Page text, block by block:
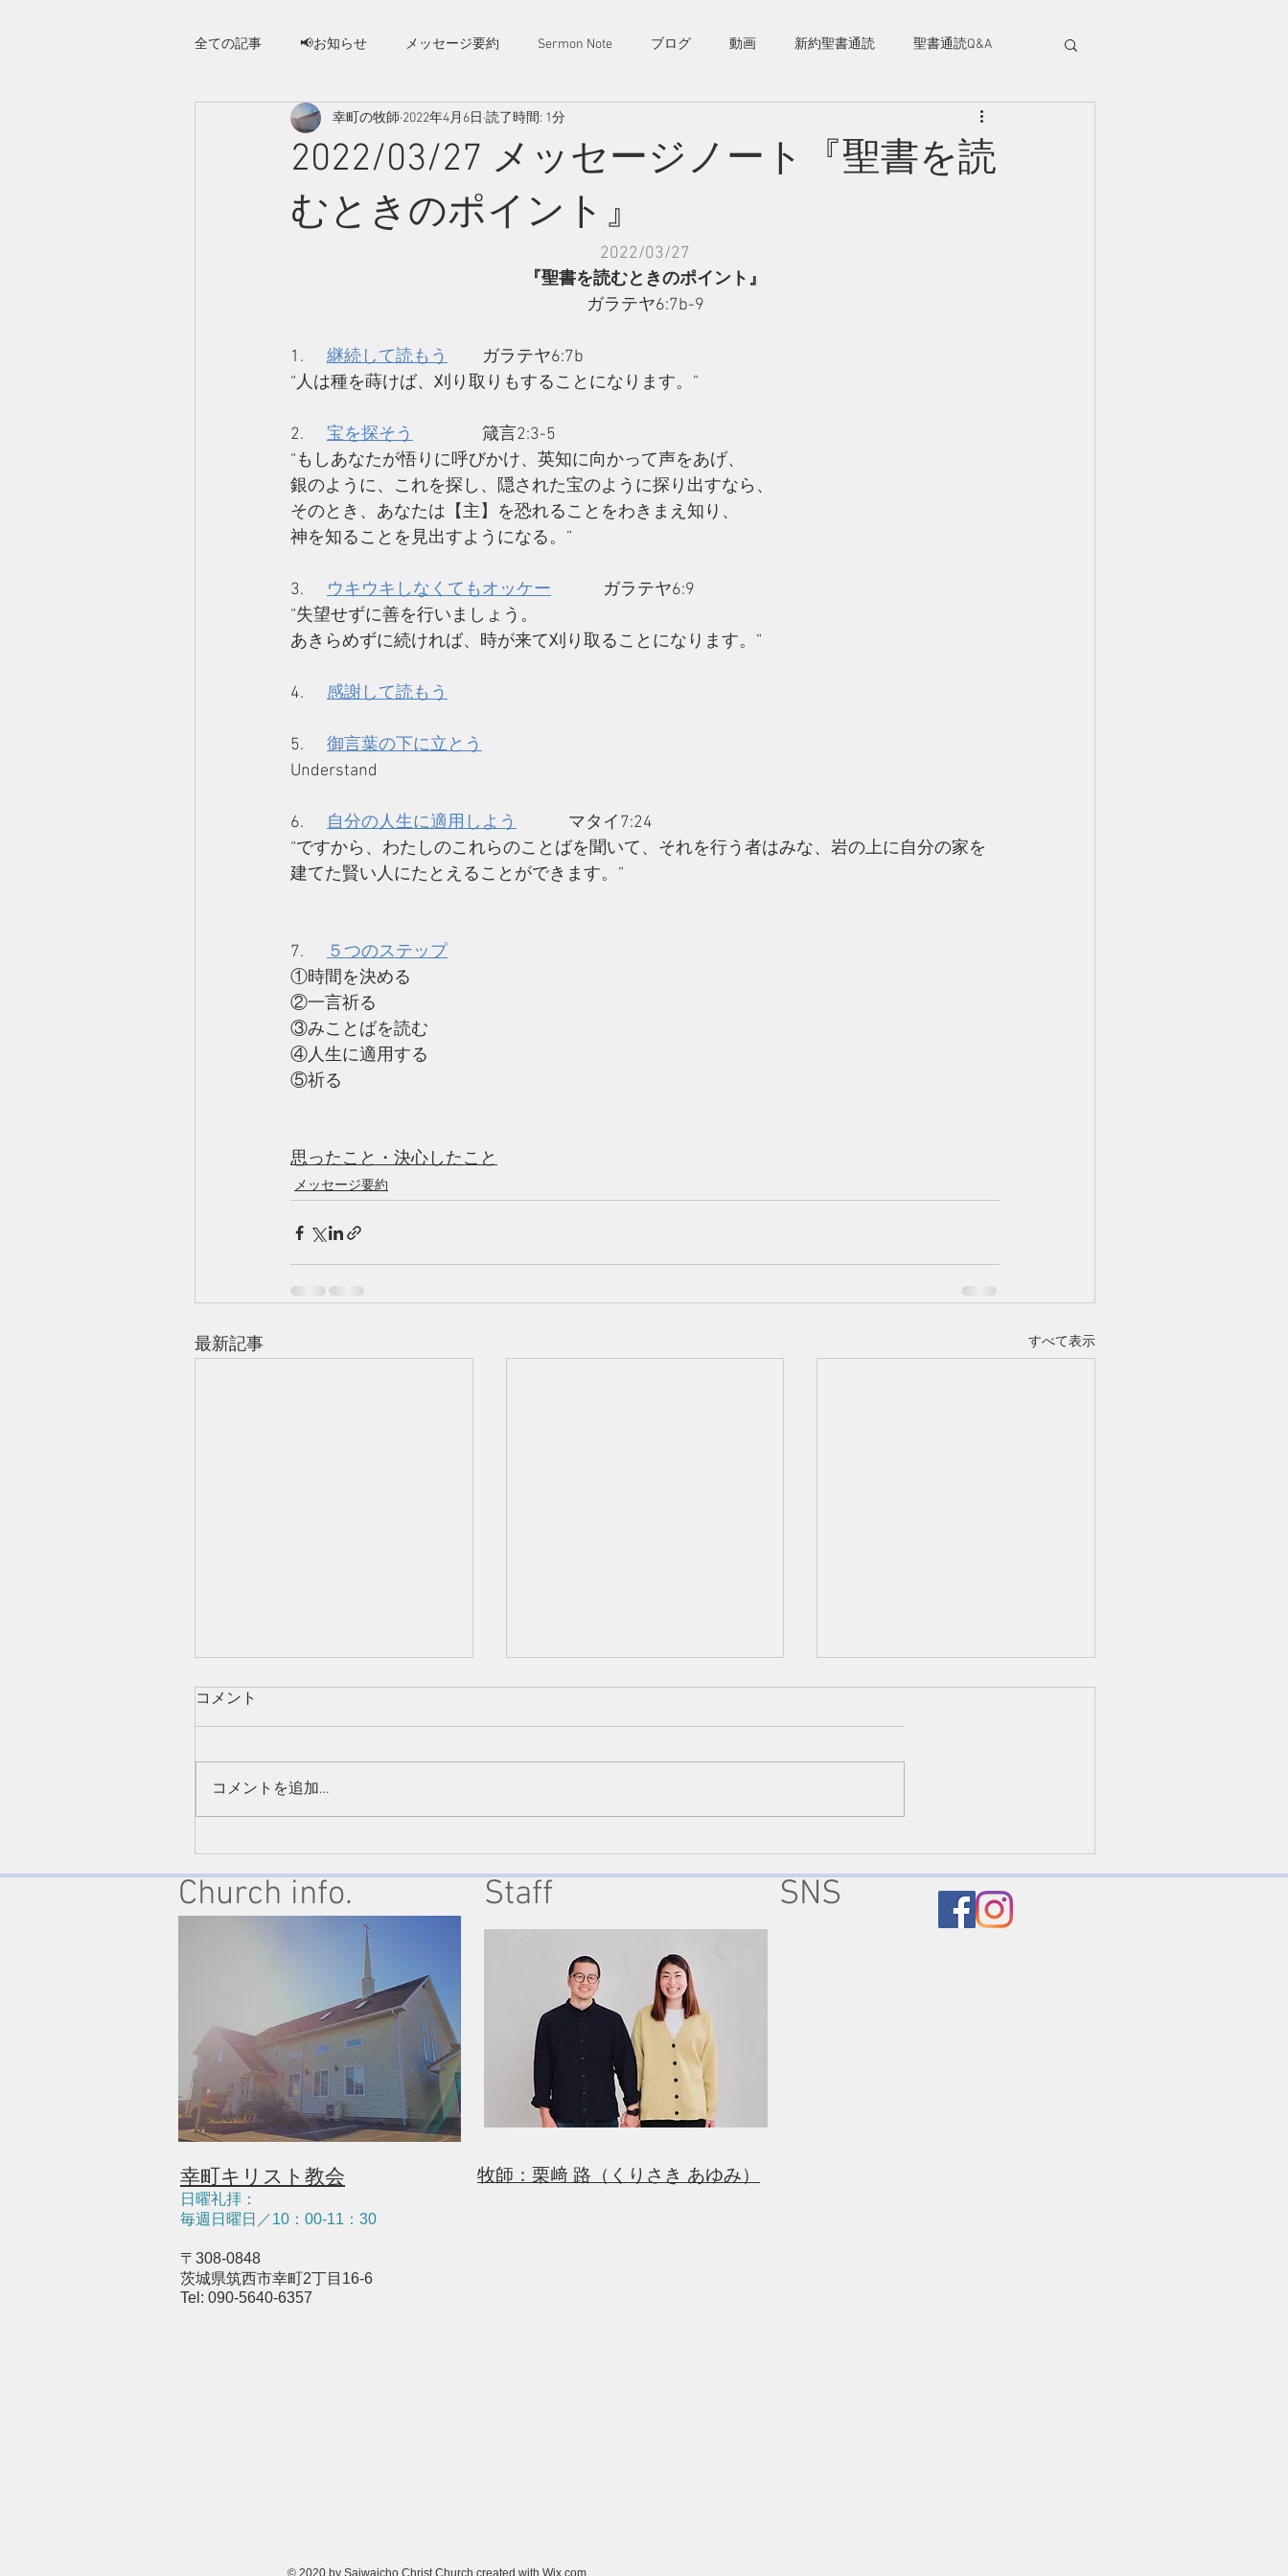
Saiwaicho Christ Church
ームページです。
教会案内 お知らせ コンタクト つくばライフチャーチ
全ての記事 📢お知らせ メッセージ要約 Sermon Note ブログ 動画 新約聖書通読 聖書通読Q&A
さいわい人への手紙
2022/03/27 メッセージノート『聖書を読
むときのポイント』
幸町の牧師 2022年4月6日 読了時間: 1分
2022/03/27
『聖書を読むときのポイント』
ガラテヤ6:7b-9
1. 継続して読もう
ガラテヤ6:7b
“人は種を蒔けば、刈り取りもすることになります。”
2. 宝を探そう
箴言2:3-5
“もしあなたが悟りに呼びかけ、英知に向かって声をあげ、
銀のように、これを探し、隠された宝のように探り出すなら、
そのとき、あなたは【主】を恐れることをわきまえ知り、
神を知ることを見出すようになる。”
3. ウキウキしなくてもオッケー
ガラテヤ6:9
“失望せずに善を行いましょう。
あきらめずに続ければ、時が来て刈り取ることになります。”
4. 感謝して読もう
5. 御言葉の下に立とう
Understand
6. 自分の人生に適用しよう
マタイ7:24
“ですから、わたしのこれらのことばを聞いて、それを行う者はみな、岩の上に自分の家を
建てた賢い人にたとえることができます。”
7.
５つのステップ
①時間を決める
②一言祈る
③みことばを読む
④人生に適用する
⑤祈る
思ったこと・決心したこと
メッセージ要約
最新記事 すべて表示
2022/11/13『よく生きようと
するとき、戦いがある』Ⅱコ
リント11:21-33
2022/11/06『もっと輝ける』
Ⅱコリント3:12-18
2022/10/30『愛に生きよう』
Ⅰコリント13章
コメント
コメントを追加…
Church info.
幸町キリスト教会
日曜礼拝：
毎週日曜日／10： 00-11：30
〒308-0848
茨城県筑西市幸町2丁目16-6
Tel: 090-5640-6357
Staff
牧師：栗﨑 路（くりさき あゆみ）
SNS